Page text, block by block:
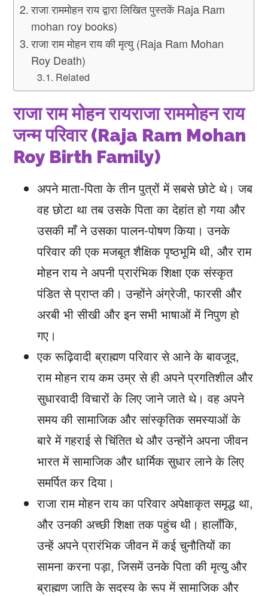
राजा राममोहन राय द्वारा लिखित पुस्तकें Raja Ram
mohan roy books)
राजा राम मोहन राय की मृत्यु (Raja Ram Mohan
Roy Death)
Related
राजा राम मोहन रायराजा राममोहन राय
जन्म परिवार (Raja Ram Mohan
Roy Birth Family)
अपने माता-पिता के तीन पुत्रों में सबसे छोटे थे। जब
वह छोटा था तब उसके पिता का देहांत हो गया और
उसकी माँ ने उसका पालन-पोषण किया। उनके
परिवार की एक मजबूत शैक्षिक पृष्ठभूमि थी, और राम
मोहन राय ने अपनी प्रारंभिक शिक्षा एक संस्कृत
पंडित से प्राप्त की। उन्होंने अंग्रेजी, फारसी और
अरबी भी सीखी और इन सभी भाषाओं में निपुण हो
गए।
एक रूढ़िवादी ब्राह्मण परिवार से आने के बावजूद,
राम मोहन राय कम उम्र से ही अपने प्रगतिशील और
सुधारवादी विचारों के लिए जाने जाते थे। वह अपने
समय की सामाजिक और सांस्कृतिक समस्याओं के
बारे में गहराई से चिंतित थे और उन्होंने अपना जीवन
भारत में सामाजिक और धार्मिक सुधार लाने के लिए
समर्पित कर दिया।
राजा राम मोहन राय का परिवार अपेक्षाकृत समृद्ध था,
और उनकी अच्छी शिक्षा तक पहुंच थी। हालाँकि,
उन्हें अपने प्रारंभिक जीवन में कई चुनौतियों का
सामना करना पड़ा, जिसमें उनके पिता की मृत्यु और
ब्राह्मण जाति के सदस्य के रूप में सामाजिक और